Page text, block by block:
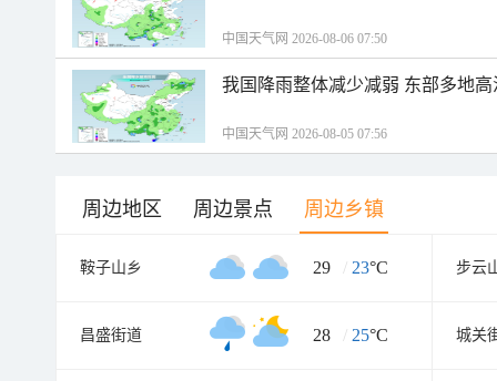
中国天气网 2026-08-06 07:50
我国降雨整体减少减弱 东部多地
中国天气网 2026-08-05 07:56
周边地区 周边景点 周边乡镇
鞍子山乡 29 / 23°C 步云
昌盛街道 28 / 25°C 城关